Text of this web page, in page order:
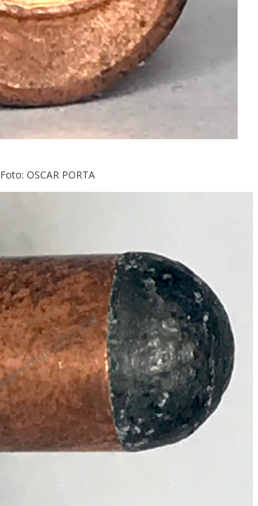
Foto: OSCAR PORTA